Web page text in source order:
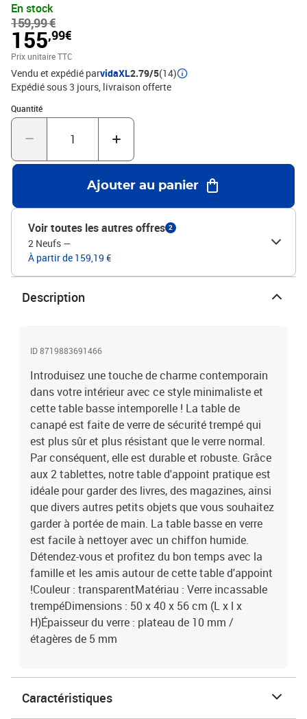
conséquent, elle est durable et robuste. Grâce aux 2 tablettes,
notre table d'appoint pratique est idéale pour garder des livres, des
magazines, ainsi que divers autres petits objets que vous
souhaitez garder à portée de main. La table basse en verre est
facile à nettoyer avec un chiffon humide. Détendez-vous et
profitez du bon temps avec la famille et les amis autour de cette
table d'appoint !Couleur : transparentMatériau : Verre incassable
trempéDimensions : 50 x 40 x 56 cm (L x l x H)Épaisseur du verre :
plateau de 10 mm / étagères de 5 mm
En stock
159,99 €
155,99€
Prix unitaire TTC
Vendu et expédié parvidaXL2.79/5(14)
Expédié sous 3 jours livraison offerte
Quantité
Quantité : 1
Ajouter au panier
Voir toutes les autres offres 2
2 Neufs —
À partir de 159,19 €
Description
ID 8719883691466
Introduisez une touche de charme contemporain
dans votre intérieur avec ce style minimaliste et
cette table basse intemporelle ! La table de
canapé est faite de verre de sécurité trempé qui
est plus sûr et plus résistant que le verre normal.
Par conséquent, elle est durable et robuste. Grâce
aux 2 tablettes, notre table d'appoint pratique est
idéale pour garder des livres, des magazines, ainsi
que divers autres petits objets que vous souhaitez
garder à portée de main. La table basse en verre
est facile à nettoyer avec un chiffon humide.
Détendez-vous et profitez du bon temps avec la
famille et les amis autour de cette table d'appoint
!Couleur : transparentMatériau : Verre incassable
trempéDimensions : 50 x 40 x 56 cm (L x l x
H)Épaisseur du verre : plateau de 10 mm /
étagères de 5 mm
Caractéristiques